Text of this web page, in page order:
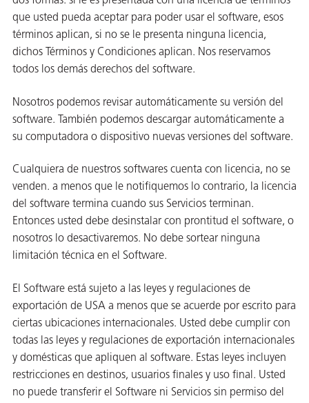
que usted pueda aceptar para poder usar el software, esos
términos aplican, si no se le presenta ninguna licencia,
dichos Términos y Condiciones aplican. Nos reservamos
todos los demás derechos del software.
Nosotros podemos revisar automáticamente su versión del
software. También podemos descargar automáticamente a
su computadora o dispositivo nuevas versiones del software.
Cualquiera de nuestros softwares cuenta con licencia, no se
venden. a menos que le notifiquemos lo contrario, la licencia
del software termina cuando sus Servicios terminan.
Entonces usted debe desinstalar con prontitud el software, o
nosotros lo desactivaremos. No debe sortear ninguna
limitación técnica en el Software.
El Software está sujeto a las leyes y regulaciones de
exportación de USA a menos que se acuerde por escrito para
ciertas ubicaciones internacionales. Usted debe cumplir con
todas las leyes y regulaciones de exportación internacionales
y domésticas que apliquen al software. Estas leyes incluyen
restricciones en destinos, usuarios finales y uso final. Usted
no puede transferir el Software ni Servicios sin permiso del